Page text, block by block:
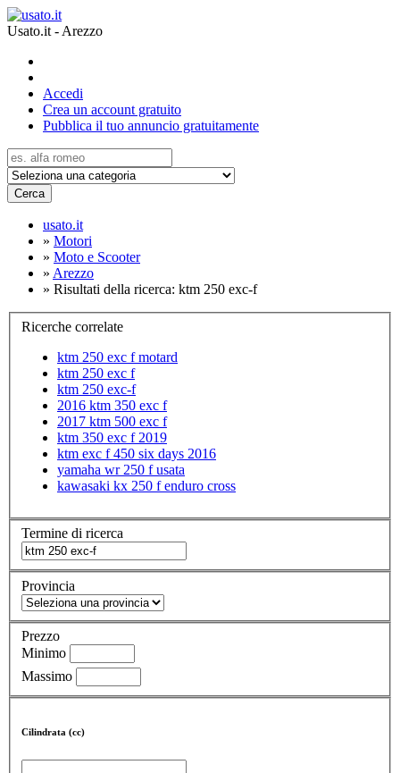
Usato.it - Arezzo
Accedi
Crea un account gratuito
Pubblica il tuo annuncio gratuitamente
Cerca
usato.it
» Motori
» Moto e Scooter
» Arezzo
» Risultati della ricerca: ktm 250 exc-f
Ricerche correlate
ktm 250 exc f motard
ktm 250 exc f
ktm 250 exc-f
2016 ktm 350 exc f
2017 ktm 500 exc f
ktm 350 exc f 2019
ktm exc f 450 six days 2016
yamaha wr 250 f usata
kawasaki kx 250 f enduro cross
Termine di ricerca
Provincia
Prezzo
Minimo
Massimo
Cilindrata (cc)